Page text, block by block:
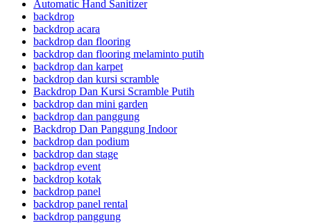
Automatic Hand Sanitizer
backdrop
backdrop acara
backdrop dan flooring
backdrop dan flooring melaminto putih
backdrop dan karpet
backdrop dan kursi scramble
Backdrop Dan Kursi Scramble Putih
backdrop dan mini garden
backdrop dan panggung
Backdrop Dan Panggung Indoor
backdrop dan podium
backdrop dan stage
backdrop event
backdrop kotak
backdrop panel
backdrop panel rental
backdrop panggung